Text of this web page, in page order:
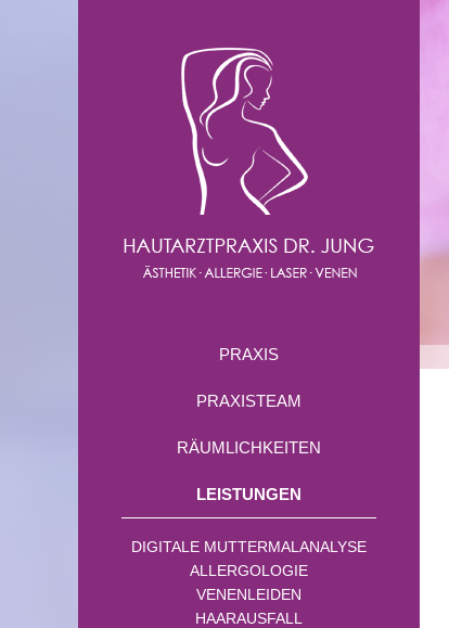
PRAXIS
PRAXISTEAM
RÄUMLICHKEITEN
LEISTUNGEN
DIGITALE MUTTERMALANALYSE
ALLERGOLOGIE
VENENLEIDEN
HAARAUSFALL